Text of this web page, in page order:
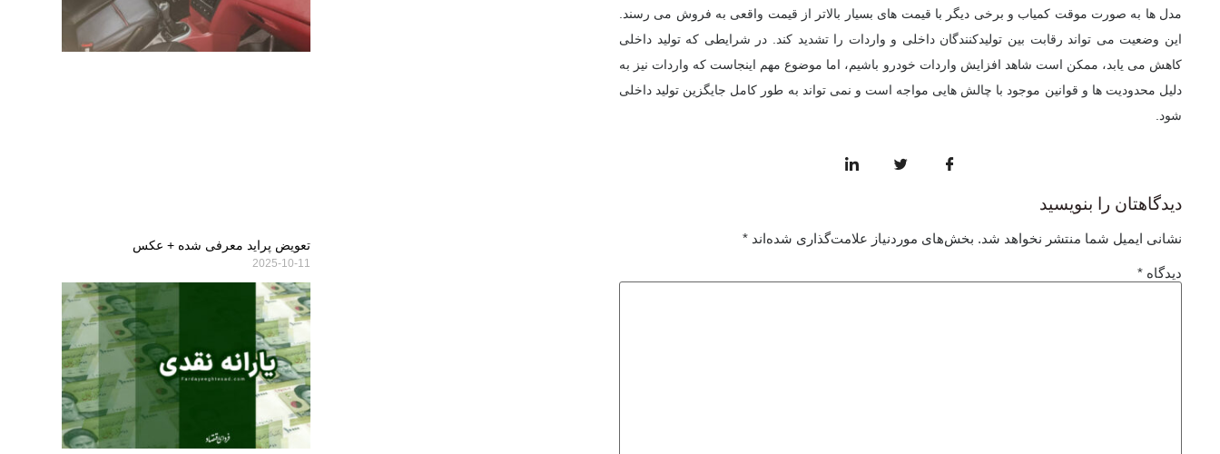
مدل ها به صورت موقت کمیاب و برخی دیگر با قیمت های بسیار بالاتر از قیمت واقعی به فروش می رسند.
این وضعیت می تواند رقابت بین تولیدکنندگان داخلی و واردات را تشدید کند. در شرایطی که تولید داخلی
کاهش می یابد، ممکن است شاهد افزایش واردات خودرو باشیم، اما موضوع مهم اینجاست که واردات نیز به
دلیل محدودیت ها و قوانین موجود با چالش هایی مواجه است و نمی تواند به طور کامل جایگزین تولید داخلی
شود.
دیدگاهتان را بنویسید
نشانی ایمیل شما منتشر نخواهد شد. بخش‌های موردنیاز علامت‌گذاری شده‌اند *
دیدگاه *
تعویض پراید معرفی شده + عکس
2025-10-11